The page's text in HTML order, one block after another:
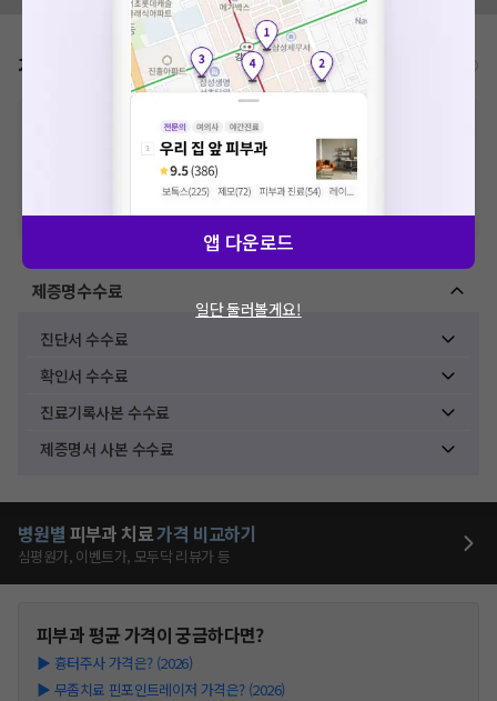
가격표 비급여/급여 진료란?
추가비용 등으로 실제 가격과 상이할 수 있으니, 정확
한 가격은 해당 의료기관에 직접 문의해주세요.
건강보험심사평가원에 고지되어 있는 급여 진료 기준 가
격입니다. (진료와 연관된 복합적인 비용이 추가되어, 병원마다 금액이 다르게
산정될 수 있는 점 참고 바랍니다.)
※ 이벤트가, 할인가는VAT 포함
제증명수수료
진단서 수수료
확인서 수수료
진료기록사본 수수료
제증명서 사본 수수료
병원별 피부과 치료가격 비교하기
심평원가, 이벤트가, 모두닥 리뷰가 등
피부과평균 가격이 궁금하다면?
▶ 흉터주사 가격은? (2026)
▶ 무좀치료 핀포인트레이저 가격은? (2026)
앱 다운로드
일단 둘러볼게요!